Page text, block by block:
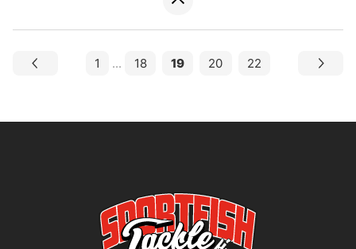
1 ... 18 19 20 22